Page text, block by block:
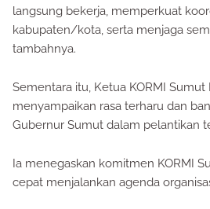
langsung bekerja, memperkuat
kabupaten/kota, serta menjaga
tambahnya.
Sementara itu, Ketua KORMI Sumut
menyampaikan rasa terharu dan
Gubernur Sumut dalam pelantikan
Ia menegaskan komitmen KORMI
cepat menjalankan agenda